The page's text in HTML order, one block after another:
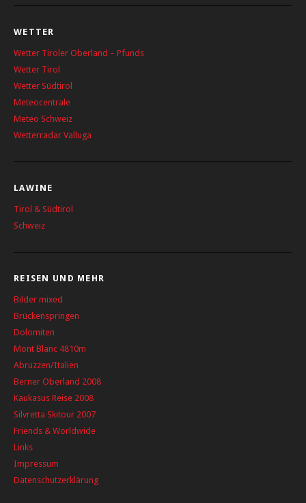
WETTER
Wetter Tiroler Oberland – Pfunds
Wetter Tirol
Wetter Südtirol
Meteocentrale
Meteo Schweiz
Wetterradar Valluga
LAWINE
Tirol & Südtirol
Schweiz
REISEN UND MEHR
Bilder mixed
Brückenspringen
Dolomiten
Mont Blanc 4810m
Abruzzen/Italien
Berner Oberland 2008
Kaukasus Reise 2008
Silvretta Skitour 2007
Friends & Worldwide
Links
Impressum
Datenschutzerklärung